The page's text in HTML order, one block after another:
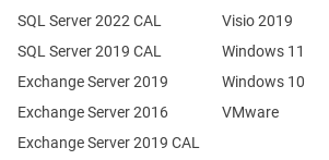
Exchange Server 2019
Exchange Server 2016
SQL Server 2022 CAL
SQL Server 2019 CAL
Exchange Server 2019 CAL
Visio 2019
Windows 11
Windows 10
VMware